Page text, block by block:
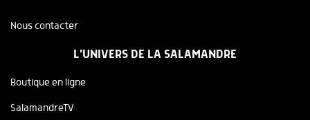
Nous contacter
L'UNIVERS DE LA SALAMANDRE
Boutique en ligne
SalamandreTV